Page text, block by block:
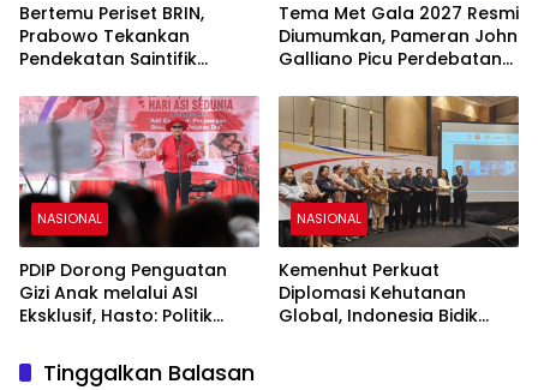
Bertemu Periset BRIN,
Prabowo Tekankan
Pendekatan Saintifik
Bangsa
Tema Met Gala 2027 Resmi
Diumumkan, Pameran John
Galliano Picu Perdebatan
NASIONAL
PDIP Dorong Penguatan
Gizi Anak melalui ASI
Eksklusif, Hasto: Politik
Peradaban
NASIONAL
Kemenhut Perkuat
Diplomasi Kehutanan
Global, Indonesia Bidik
Tinggalkan Balasan